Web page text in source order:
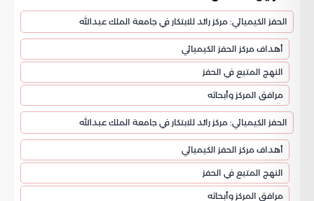
الحفز الكيميائي: مركز رائد للابتكار في جامعة الملك عبدالله
أهداف مركز الحفز الكيميائي
النهج المتبع في الحفز
مرافق المركز وأبحاثه
الحفز الكيميائي: مركز رائد للابتكار في جامعة الملك عبدالله
أهداف مركز الحفز الكيميائي
النهج المتبع في الحفز
مرافق المركز وأبحاثه